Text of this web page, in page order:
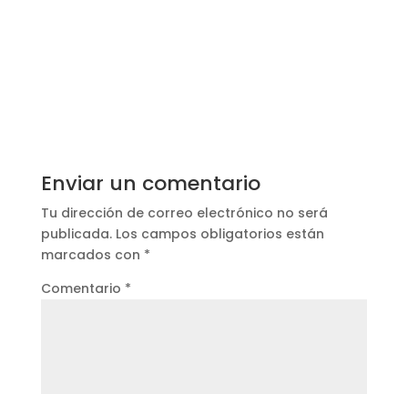
Enviar un comentario
Tu dirección de correo electrónico no será
publicada. Los campos obligatorios están
marcados con *
Comentario *